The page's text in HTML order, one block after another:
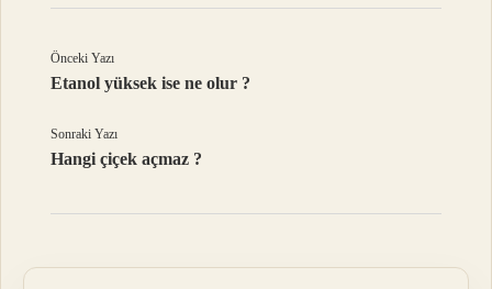
Önceki Yazı
Etanol yüksek ise ne olur ?
Sonraki Yazı
Hangi çiçek açmaz ?